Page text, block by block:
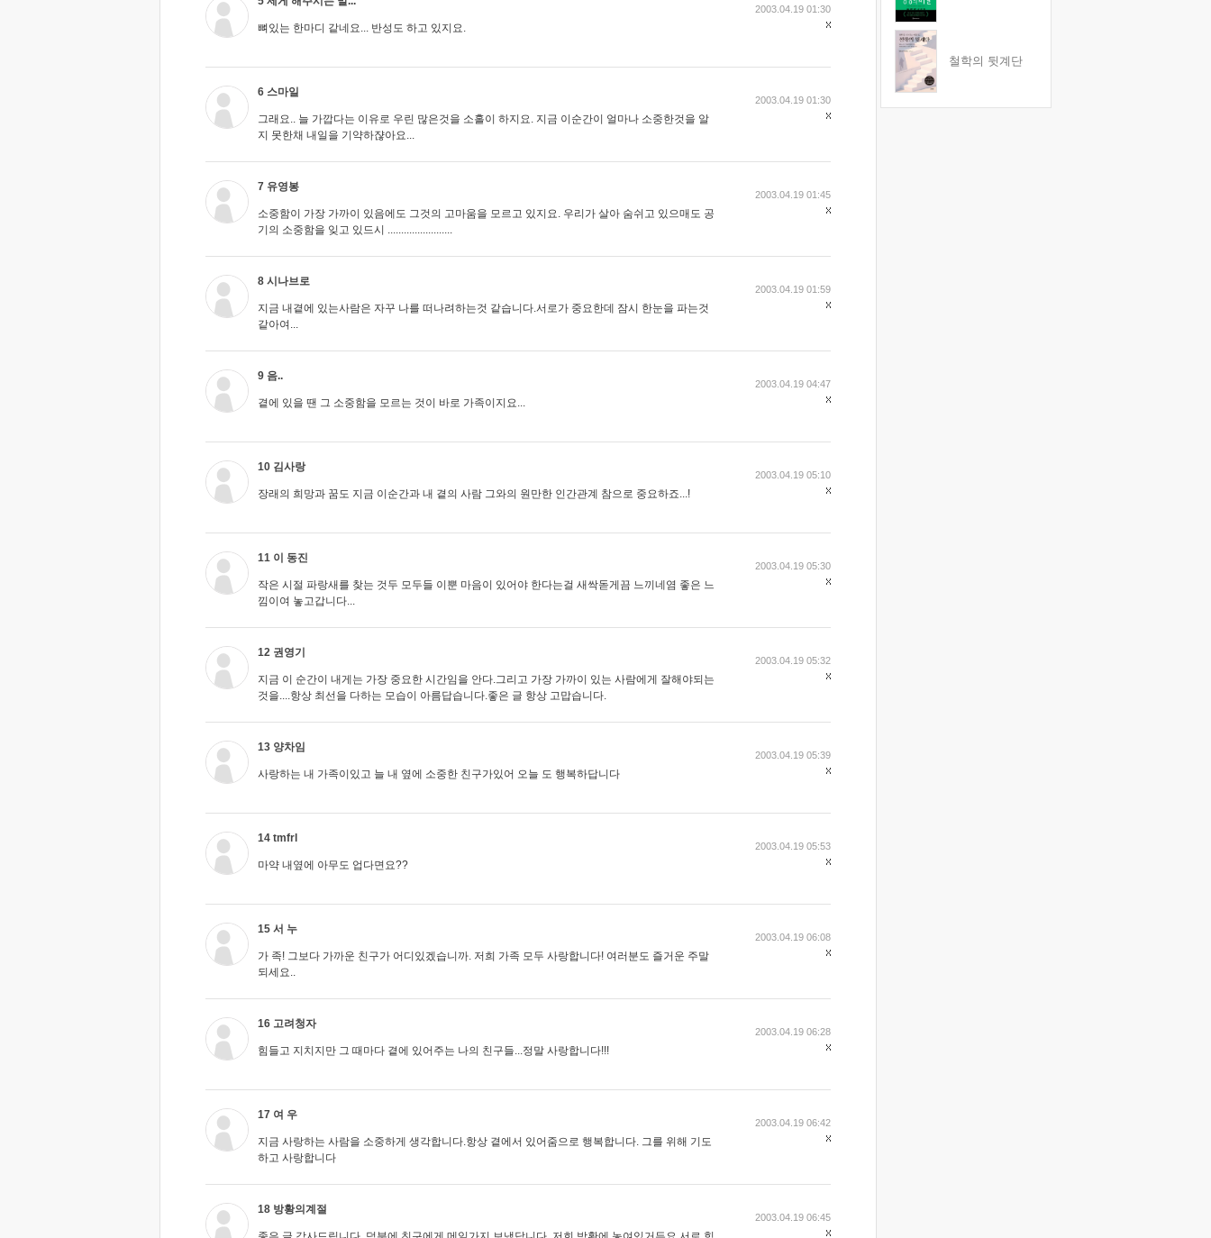
뼈있는 한마디 같네요... 반성도 하고 있지요.
2003.04.19 01:30
6 스마일
그래요.. 늘 가깝다는 이유로 우린 많은것을 소홀이 하지요. 지금 이순간이 얼마나 소중한것을 알
지 못한채 내일을 기약하쟎아요...
2003.04.19 01:30
7 유영봉
소중함이 가장 가까이 있음에도 그것의 고마움을 모르고 있지요. 우리가 살아 숨쉬고 있으매도 공
기의 소중함을 잊고 있드시 ........................
2003.04.19 01:45
8 시나브로
지금 내곁에 있는사람은 자꾸 나를 떠나려하는것 같습니다.서로가 중요한데 잠시 한눈을 파는것
같아여...
2003.04.19 01:59
9 음..
곁에 있을 땐 그 소중함을 모르는 것이 바로 가족이지요...
2003.04.19 04:47
10 김사랑
장래의 희망과 꿈도 지금 이순간과 내 곁의 사람 그와의 원만한 인간관계 참으로 중요하죠...!
2003.04.19 05:10
11 이 동진
작은 시절 파랑새를 찾는 것두 모두들 이뿐 마음이 있어야 한다는걸 새싹돋게끔 느끼네염 좋은 느
낌이여 놓고갑니다...
2003.04.19 05:30
12 권영기
지금 이 순간이 내게는 가장 중요한 시간임을 안다.그리고 가장 가까이 있는 사람에게 잘해야되는
것을....항상 최선을 다하는 모습이 아름답습니다.좋은 글 항상 고맙습니다.
2003.04.19 05:32
13 양차임
사랑하는 내 가족이있고 늘 내 옆에 소중한 친구가있어 오늘 도 행복하답니다
2003.04.19 05:39
14 tmfrl
마약 내옆에 아무도 업다면요??
2003.04.19 05:53
15 서 누
가 족! 그보다 가까운 친구가 어디있겠습니까. 저희 가족 모두 사랑합니다! 여러분도 즐거운 주말
되세요..
2003.04.19 06:08
16 고려청자
힘들고 지치지만 그 때마다 곁에 있어주는 나의 친구들...정말 사랑합니다!!!
2003.04.19 06:28
17 여 우
지금 사랑하는 사람을 소중하게 생각합니다.항상 곁에서 있어줌으로 행복합니다. 그를 위해 기도
하고 사랑합니다
2003.04.19 06:42
18 방황의계절
2003.04.19 06:45
철학의 뒷계단